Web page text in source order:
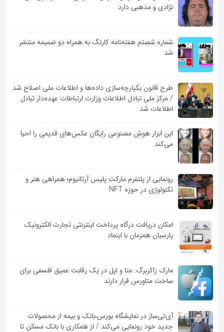
نژادی و مذهبی دارد
شماره شصتم هفته‌نامه کارنگ به همراه دو ضمیمه منتشر
شد
طرح قانون یکپارچه‌سازی داده‌ها و اطلاعات ملی اصلاح شد
/ مرکز ملی تبادل اطلاعات وزارت ارتباطات عهده‌دار تبادل
اطلاعات شد
این ابزار هوش مصنوعی رایگان عکس‌های قدیمی را احیا
می‌کند
رونمایی از پلتفرم مارکت پلیس آرتانیوم؛ همراهی هنر و
تکنولوژی در حوزه NFT
امکان دریافت درگاه پرداخت اینترنتی تجارت الکترونیک
پارسیان همزمان با اینماد
مارک زاکربرگ: متا و اپل در یک رقابت عمیق فلسفی برای
ساخت متاورس قرار دارند
آی‌تی‌ساز در نمایشگاه بورس،بانک و بیمه از محصولات
جدید خود رونمایی می‌کند / از همکاری با بانک مسکن تا